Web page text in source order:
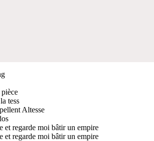
tess
Altesse
et regarde moi bâtir un empire
et regarde moi bâtir un empire